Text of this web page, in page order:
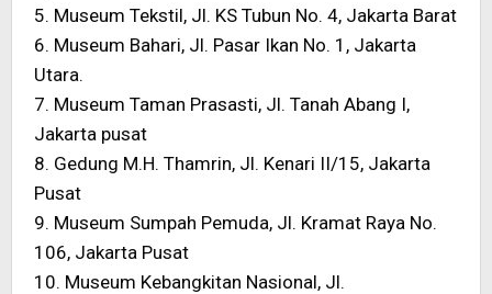
5. Museum Tekstil, Jl. KS Tubun No. 4, Jakarta Barat
6. Museum Bahari, Jl. Pasar Ikan No. 1, Jakarta
Utara.
7. Museum Taman Prasasti, Jl. Tanah Abang I,
Jakarta pusat
8. Gedung M.H. Thamrin, Jl. Kenari II/15, Jakarta
Pusat
9. Museum Sumpah Pemuda, Jl. Kramat Raya No.
106, Jakarta Pusat
10. Museum Kebangkitan Nasional, Jl.